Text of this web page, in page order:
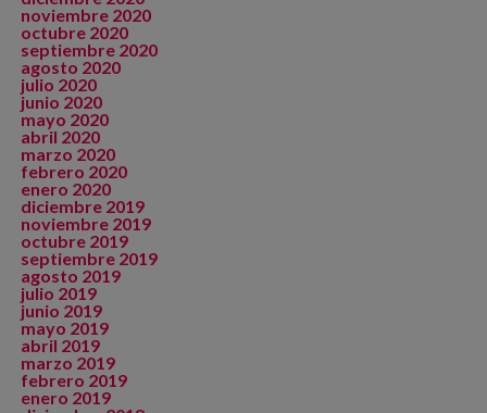
noviembre 2020
octubre 2020
septiembre 2020
agosto 2020
julio 2020
junio 2020
mayo 2020
abril 2020
marzo 2020
febrero 2020
enero 2020
diciembre 2019
noviembre 2019
octubre 2019
septiembre 2019
agosto 2019
julio 2019
junio 2019
mayo 2019
abril 2019
marzo 2019
febrero 2019
enero 2019